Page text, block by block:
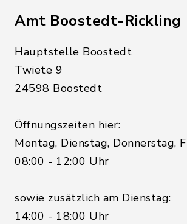
Amt Boostedt-Rickling
Hauptstelle Boostedt
Twiete 9
24598 Boostedt
Öffnungszeiten hier:
Montag, Dienstag, Donnerstag,
08:00 - 12:00 Uhr
sowie zusätzlich am Dienstag:
14:00 - 18:00 Uhr